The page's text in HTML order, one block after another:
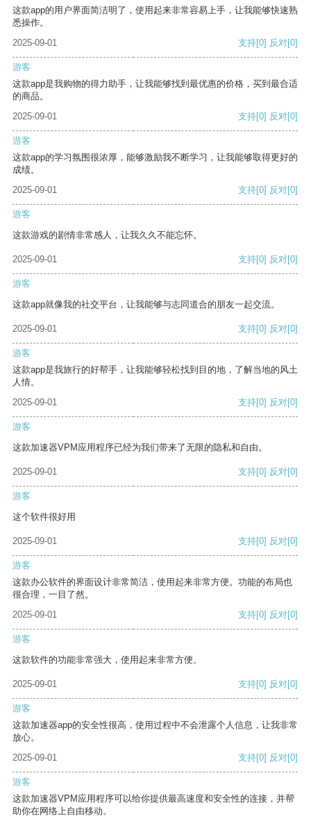
这款app的用户界面简洁明了，使用起来非常容易上手，让我能够快速熟
悉操作。
2025-09-01
支持[0] 反对[0]
游客
这款app是我购物的得力助手，让我能够找到最优惠的价格，买到最合适
的商品。
2025-09-01
支持[0] 反对[0]
游客
这款app的学习氛围很浓厚，能够激励我不断学习，让我能够取得更好的
成绩。
2025-09-01
支持[0] 反对[0]
游客
这款游戏的剧情非常感人，让我久久不能忘怀。
2025-09-01 支持[0] 反对[0]
游客
这款app就像我的社交平台，让我能够与志同道合的朋友一起交流。
2025-09-01 支持[0] 反对[0]
游客
这款app是我旅行的好帮手，让我能够轻松找到目的地，了解当地的风土
人情。
2025-09-01
支持[0] 反对[0]
游客
这款加速器VPM应用程序已经为我们带来了无限的隐私和自由。
2025-09-01 支持[0] 反对[0]
游客
这个软件很好用
2025-09-01 支持[0] 反对[0]
游客
这款办公软件的界面设计非常简洁，使用起来非常方便。功能的布局也
很合理，一目了然。
2025-09-01
支持[0] 反对[0]
游客
这款软件的功能非常强大，使用起来非常方便。
2025-09-01 支持[0] 反对[0]
游客
这款加速器app的安全性很高，使用过程中不会泄露个人信息，让我非常
放心。
2025-09-01
支持[0] 反对[0]
游客
这款加速器VPM应用程序可以给你提供最高速度和安全性的连接，并帮
助你在网络上自由移动。